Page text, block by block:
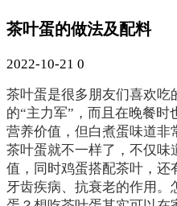
茶叶蛋的做法及配料
2022-10-21 0
茶叶蛋是很多朋友们喜欢吃
的“主力军”，而且在晚餐
营养价值，但白煮蛋味道非
茶叶蛋就不一样了，不仅味
值，同时鸡蛋搭配茶叶，还
牙齿疾病、抗衰老的作用